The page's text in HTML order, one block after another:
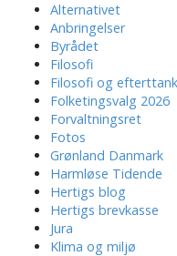
Alternativet
Anbringelser
Byrådet
Filosofi
Filosofi og
Folketingsvalg 2026
Forvaltningsret
Fotos
Grønland Danmark
Harmløse Tidende
Hertigs blog
Hertigs brevkasse
Jura
Klima og miljø